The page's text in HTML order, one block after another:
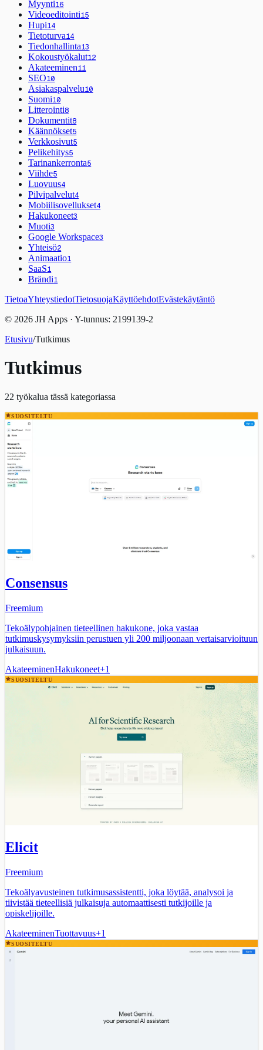
Myynti16
Videoeditointi15
Hupi14
Tietoturva14
Tiedonhallinta13
Kokoustyökalut12
Akateeminen11
SEO10
Asiakaspalvelu10
Suomi10
Litterointi8
Dokumentit8
Käännökset5
Verkkosivut5
Pelikehitys5
Tarinankerronta5
Viihde5
Luovuus4
Pilvipalvelut4
Mobiilisovellukset4
Hakukoneet3
Muoti3
Google Workspace3
Yhteisö2
Animaatio1
SaaS1
Brändi1
TietoaYhteystiedotTietosuojaKäyttöehdotEvästekäytäntö
© 2026 JH Apps · Y-tunnus: 2199139-2
Etusivu/Tutkimus
Tutkimus
22 työkalua tässä kategoriassa
SUOSITELTU
Consensus
Freemium
Tekoälypohjainen tieteellinen hakukone, joka vastaa
tutkimuskysymyksiin perustuen yli 200 miljoonaan vertaisarvioituun
julkaisuun.
AkateeminenHakukoneet+1
SUOSITELTU
Elicit
Freemium
Tekoälyavusteinen tutkimusassistentti, joka löytää, analysoi ja
tiivistää tieteellisiä julkaisuja automaattisesti tutkijoille ja
opiskelijoille.
AkateeminenTuottavuus+1
SUOSITELTU